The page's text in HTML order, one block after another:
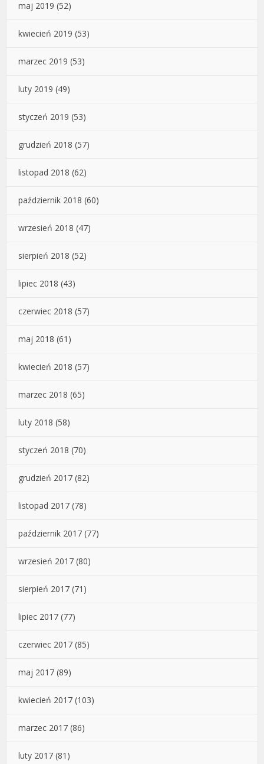
maj 2019 (52)
kwiecień 2019 (53)
marzec 2019 (53)
luty 2019 (49)
styczeń 2019 (53)
grudzień 2018 (57)
listopad 2018 (62)
październik 2018 (60)
wrzesień 2018 (47)
sierpień 2018 (52)
lipiec 2018 (43)
czerwiec 2018 (57)
maj 2018 (61)
kwiecień 2018 (57)
marzec 2018 (65)
luty 2018 (58)
styczeń 2018 (70)
grudzień 2017 (82)
listopad 2017 (78)
październik 2017 (77)
wrzesień 2017 (80)
sierpień 2017 (71)
lipiec 2017 (77)
czerwiec 2017 (85)
maj 2017 (89)
kwiecień 2017 (103)
marzec 2017 (86)
luty 2017 (81)